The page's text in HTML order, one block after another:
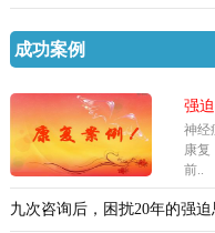
成功案例
强
神经
康复
前..
九次咨询后，困扰20年的强